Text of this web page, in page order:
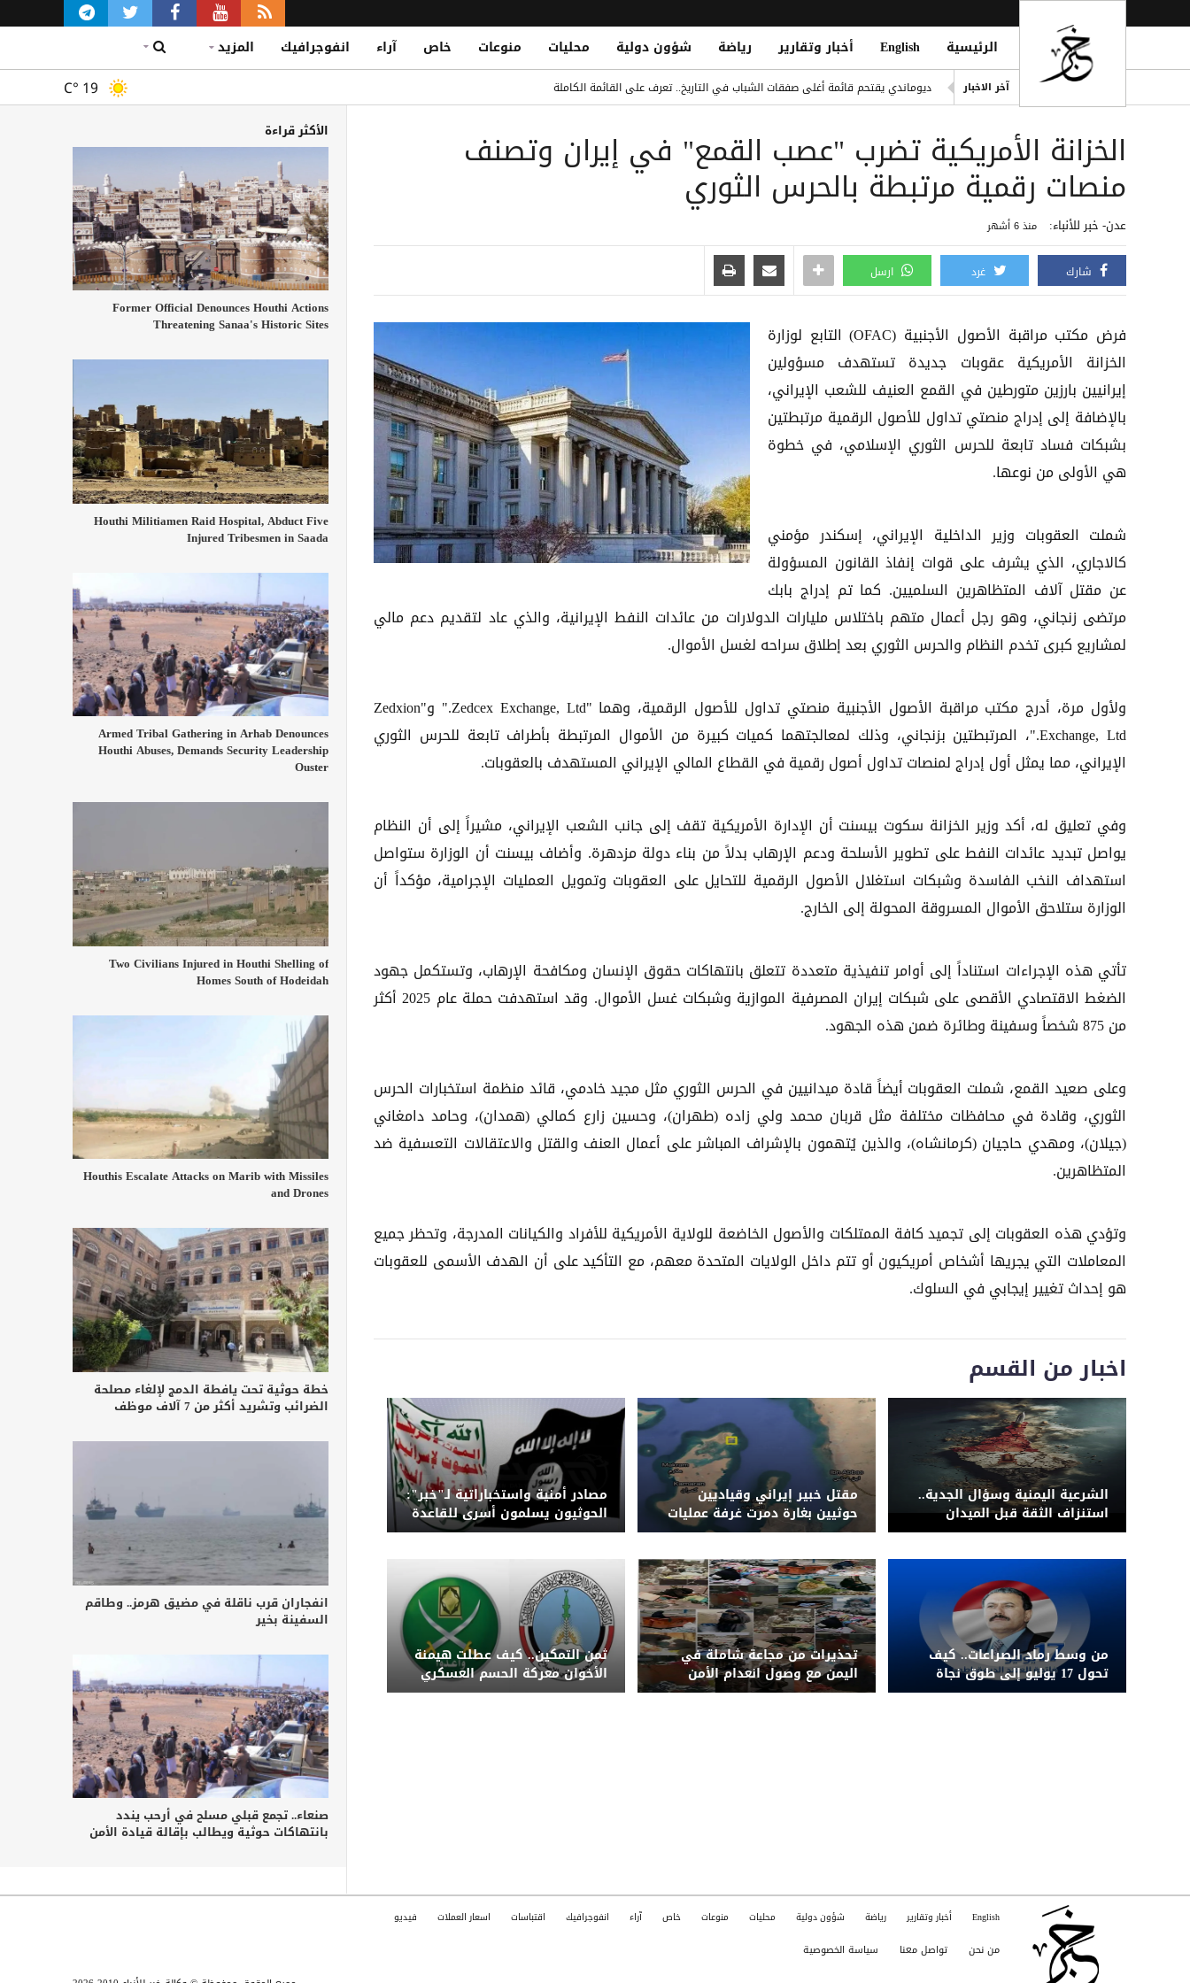
الرئيسية English أخبار وتقارير رياضة شؤون دولية محليات منوعات خاص آراء انفوجرافيك المزيد
آخر الاخبار
ديوماندي يقتحم قائمة أغلى صفقات الشباب في التاريخ.. تعرف على القائمة الكاملة
Cloudflare تطلق Kitesurf: متصفح خفيف للوكلاء الأذكياء
صلاح ضمن الأغنى عالمياً.. ورونالدو يتصدر القائمة بفارق كبير
مقتل يمني طعنًا داخل مسجد في الصومال أثناء أدائه صلاة الجمعة
C° 19
الخزانة الأمريكية تضرب "عصب القمع" في إيران وتصنف
منصات رقمية مرتبطة بالحرس الثوري
عدن- خبر للأنباء: منذ 6 أشهر
شارك غرد ارسل
فرض مكتب مراقبة الأصول الأجنبية (OFAC) التابع لوزارة
الخزانة الأمريكية عقوبات جديدة تستهدف مسؤولين
إيرانيين بارزين متورطين في القمع العنيف للشعب الإيراني،
بالإضافة إلى إدراج منصتي تداول للأصول الرقمية مرتبطتين
بشبكات فساد تابعة للحرس الثوري الإسلامي، في خطوة
هي الأولى من نوعها.
شملت العقوبات وزير الداخلية الإيراني، إسكندر مؤمني
كالاجاري، الذي يشرف على قوات إنفاذ القانون المسؤولة
عن مقتل آلاف المتظاهرين السلميين. كما تم إدراج بابك
مرتضى زنجاني، وهو رجل أعمال متهم باختلاس مليارات الدولارات من عائدات النفط الإيرانية، والذي عاد لتقديم دعم مالي
لمشاريع كبرى تخدم النظام والحرس الثوري بعد إطلاق سراحه لغسل الأموال.
ولأول مرة، أدرج مكتب مراقبة الأصول الأجنبية منصتي تداول للأصول الرقمية، وهما "Zedcex Exchange, Ltd." و"Zedxion
Exchange, Ltd."، المرتبطتين بزنجاني، وذلك لمعالجتهما كميات كبيرة من الأموال المرتبطة بأطراف تابعة للحرس الثوري
الإيراني، مما يمثل أول إدراج لمنصات تداول أصول رقمية في القطاع المالي الإيراني المستهدف بالعقوبات.
وفي تعليق له، أكد وزير الخزانة سكوت بيسنت أن الإدارة الأمريكية تقف إلى جانب الشعب الإيراني، مشيراً إلى أن النظام
يواصل تبديد عائدات النفط على تطوير الأسلحة ودعم الإرهاب بدلاً من بناء دولة مزدهرة. وأضاف بيسنت أن الوزارة ستواصل
استهداف النخب الفاسدة وشبكات استغلال الأصول الرقمية للتحايل على العقوبات وتمويل العمليات الإجرامية، مؤكداً أن
الوزارة ستلاحق الأموال المسروقة المحولة إلى الخارج.
تأتي هذه الإجراءات استناداً إلى أوامر تنفيذية متعددة تتعلق بانتهاكات حقوق الإنسان ومكافحة الإرهاب، وتستكمل جهود
الضغط الاقتصادي الأقصى على شبكات إيران المصرفية الموازية وشبكات غسل الأموال. وقد استهدفت حملة عام 2025 أكثر
من 875 شخصاً وسفينة وطائرة ضمن هذه الجهود.
وعلى صعيد القمع، شملت العقوبات أيضاً قادة ميدانيين في الحرس الثوري مثل مجيد خادمي، قائد منظمة استخبارات الحرس
الثوري، وقادة في محافظات مختلفة مثل قربان محمد ولي زاده (طهران)، وحسين زارع كمالي (همدان)، وحامد دامغاني
(جيلان)، ومهدي حاجيان (كرمانشاه)، والذين يُتهمون بالإشراف المباشر على أعمال العنف والقتل والاعتقالات التعسفية ضد
المتظاهرين.
وتؤدي هذه العقوبات إلى تجميد كافة الممتلكات والأصول الخاضعة للولاية الأمريكية للأفراد والكيانات المدرجة، وتحظر جميع
المعاملات التي يجريها أشخاص أمريكيون أو تتم داخل الولايات المتحدة معهم، مع التأكيد على أن الهدف الأسمى للعقوبات
هو إحداث تغيير إيجابي في السلوك.
اخبار من القسم
الشرعية اليمنية وسؤال الجدية..
استنزاف الثقة قبل الميدان
مقتل خبير إيراني وقياديين
حوثيين بغارة دمرت غرفة عمليات
ومنصات صواريخ في كمران
مصادر أمنية واستخباراتية لـ"خبر":
الحوثيون يسلمون أسرى للقاعدة
بينهم سعودي ضمن صفقة
من وسط رماد الصراعات.. كيف
تحول 17 يوليو إلى طوق نجاة
لليمن الجمهوري
تحذيرات من مجاعة شاملة في
اليمن مع وصول انعدام الأمن
الغذائي لمستويات غير مسبوقة
ثمن التمكين.. كيف عطلت هيمنة
الأخوان معركة الحسم العسكري
في اليمن؟
الأكثر قراءة
Former Official Denounces Houthi Actions
Threatening Sanaa's Historic Sites
Houthi Militiamen Raid Hospital, Abduct Five
Injured Tribesmen in Saada
Armed Tribal Gathering in Arhab Denounces
Houthi Abuses, Demands Security Leadership
Ouster
Two Civilians Injured in Houthi Shelling of
Homes South of Hodeidah
Houthis Escalate Attacks on Marib with Missiles
and Drones
خطة حوثية تحت يافطة الدمج لإلغاء مصلحة
الضرائب وتشريد أكثر من 7 آلاف موظف
انفجاران قرب ناقلة في مضيق هرمز.. وطاقم
السفينة بخير
صنعاء.. تجمع قبلي مسلح في أرحب يندد
بانتهاكات حوثية ويطالب بإقالة قيادة الأمن
English أخبار وتقارير رياضة شؤون دولية محليات منوعات خاص آراء انفوجرافيك اقتباسات اسعار العملات فيديو
من نحن تواصل معنا
سياسة الخصوصية